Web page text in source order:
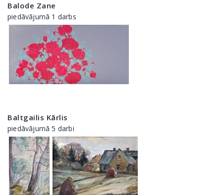
Balode Zane
piedāvājumā 1 darbs
Baltgailis Kārlis
piedāvājumā 5 darbi